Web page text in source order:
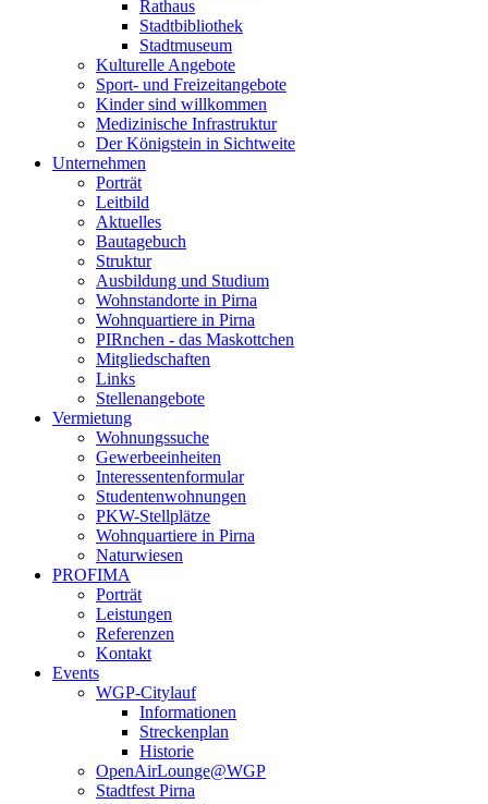
Rathaus
Stadtbibliothek
Stadtmuseum
Kulturelle Angebote
Sport- und Freizeitangebote
Kinder sind willkommen
Medizinische Infrastruktur
Der Königstein in Sichtweite
Unternehmen
Porträt
Leitbild
Aktuelles
Bautagebuch
Struktur
Ausbildung und Studium
Wohnstandorte in Pirna
Wohnquartiere in Pirna
PIRnchen - das Maskottchen
Mitgliedschaften
Links
Stellenangebote
Vermietung
Wohnungssuche
Gewerbeeinheiten
Interessentenformular
Studentenwohnungen
PKW-Stellplätze
Wohnquartiere in Pirna
Naturwiesen
PROFIMA
Porträt
Leistungen
Referenzen
Kontakt
Events
WGP-Citylauf
Informationen
Streckenplan
Historie
OpenAirLounge@WGP
Stadtfest Pirna